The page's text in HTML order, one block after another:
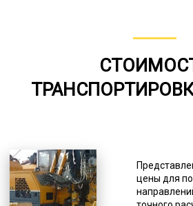
цены для